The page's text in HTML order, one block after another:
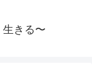
きる〜